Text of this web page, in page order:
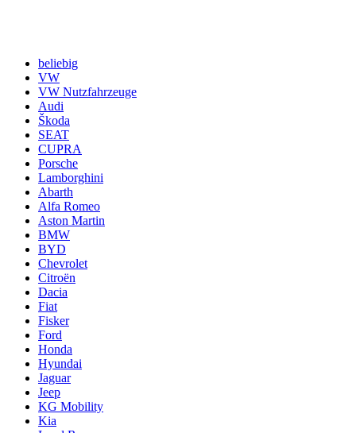
beliebig
VW
VW Nutzfahrzeuge
Audi
Škoda
SEAT
CUPRA
Porsche
Lamborghini
Abarth
Alfa Romeo
Aston Martin
BMW
BYD
Chevrolet
Citroën
Dacia
Fiat
Fisker
Ford
Honda
Hyundai
Jaguar
Jeep
KG Mobility
Kia